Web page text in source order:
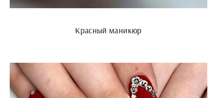
Красный маникюр